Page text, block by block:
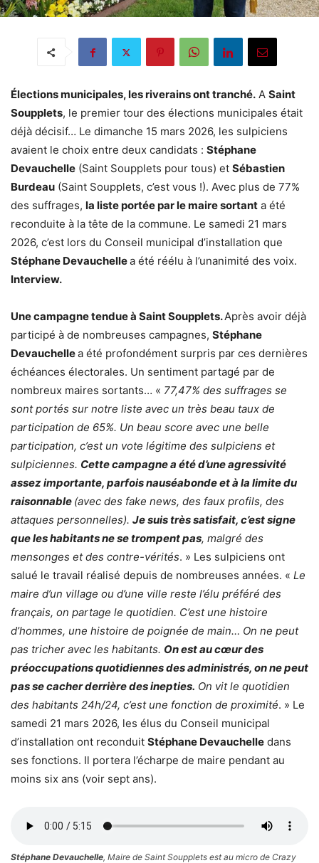
Élections municipales, les riverains ont tranché. A Saint
Soupplets, le premier tour des élections municipales était
déjà décisif… Le dimanche 15 mars 2026, les sulpiciens
avaient le choix entre deux candidats : Stéphane
Devauchelle (Saint Soupplets pour tous) et Sébastien
Burdeau (Saint Soupplets, c’est vous !). Avec plus de 77%
des suffrages, la liste portée par le maire sortant a été
reconduite à la tête de la commune. Le samedi 21 mars
2026, c’est lors du Conseil municipal d’installation que
Stéphane Devauchellea été réélu à l’unanimité des voix.
Interview.
Une campagne tendue à Saint Soupplets.Après avoir déjà
participé à de nombreuses campagnes, Stéphane
Devauchellea été profondément surpris par ces dernières
échéances électorales. Un sentiment partagé par de
nombreux maires sortants… « 77,47% des suffrages se
sont portés sur notre liste avec un très beau taux de
participation de 65%. Un beau score avec une belle
participation, c’est un vote légitime des sulpiciens et
sulpiciennes. Cette campagne a été d’une agressivité
assez importante, parfois nauséabonde et à la limite du
raisonnable (avec des fake news, des faux profils, des
attaques personnelles). Je suis très satisfait, c’est signe
que les habitants ne se trompent pas, malgré des
mensonges et des contre-vérités. » Les sulpiciens ont
salué le travail réalisé depuis de nombreuses années. « Le
maire d’un village ou d’une ville reste l’élu préféré des
français, on partage le quotidien. C’est une histoire
d’hommes, une histoire de poignée de main… On ne peut
pas tricher avec les habitants. On est au cœur des
préoccupations quotidiennes des administrés, on ne peut
pas se cacher derrière des inepties. On vit le quotidien
des habitants 24h/24, c’est une fonction de proximité. » Le
samedi 21 mars 2026, les élus du Conseil municipal
d’installation ont reconduit Stéphane Devauchelle dans
ses fonctions. Il portera l’écharpe de maire pendant au
moins six ans (voir sept ans).
Stéphane Devauchelle, Maire de Saint Soupplets est au micro de Crazy